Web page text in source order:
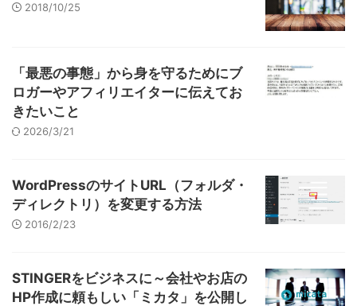
2018/10/25
「最悪の事態」から身を守るためにブ
ロガーやアフィリエイターに伝えてお
きたいこと
2026/3/21
WordPressのサイトURL（フォルダ・
ディレクトリ）を変更する方法
2016/2/23
STINGERをビジネスに～会社やお店の
HP作成に頼もしい「ミカタ」を公開し